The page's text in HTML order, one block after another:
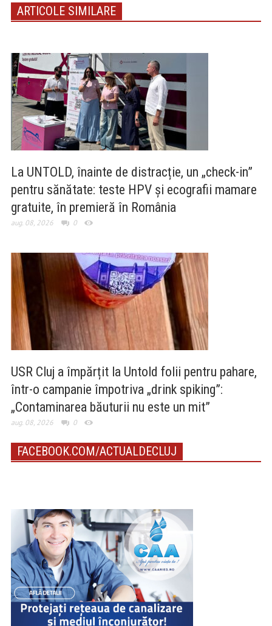
ARTICOLE SIMILARE
La UNTOLD, înainte de distracție, un „check-in”
pentru sănătate: teste HPV și ecografii mamare
gratuite, în premieră în România
aug. 08, 2026 0
USR Cluj a împărțit la Untold folii pentru pahare,
într-o campanie împotriva „drink spiking”:
„Contaminarea băuturii nu este un mit”
aug. 08, 2026 0
FACEBOOK.COM/ACTUALDECLUJ